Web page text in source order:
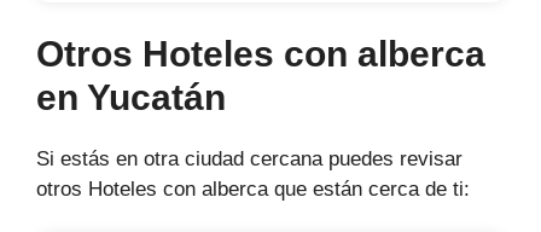
Otros Hoteles con alberca
en Yucatán
Si estás en otra ciudad cercana puedes revisar
otros Hoteles con alberca que están cerca de ti: